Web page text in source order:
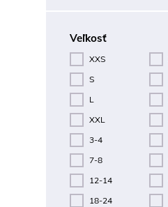
Veľkosť
XXS
S
L
XXL
3-4
7-8
12-14
18-24